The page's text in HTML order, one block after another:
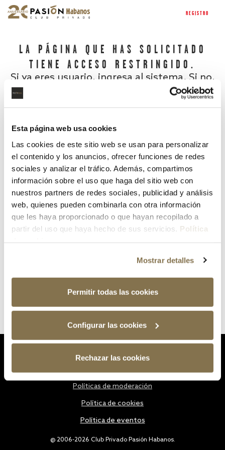
Esta página web usa cookies
Las cookies de este sitio web se usan para personalizar
el contenido y los anuncios, ofrecer funciones de redes
sociales y analizar el tráfico. Además, compartimos
información sobre el uso que haga del sitio web con
nuestros partners de redes sociales, publicidad y análisis
web, quienes pueden combinarla con otra información
que les haya proporcionado o que hayan recopilado a
partir del uso que haya hecho de sus servicios. Política
Mostrar detalles
Permitir todas las cookies
Configurar las cookies
Rechazar las cookies
REGISTRO
LA PÁGINA QUE HAS SOLICITADO
TIENE ACCESO RESTRINGIDO.
Si ya eres usuario, ingresa al sistema. Si no,
¿Has olvidado tu contraseña?
@ 2006-2026 Club Privado Pasión Habanos.
Políticas de moderación
Política de cookies
Política de eventos